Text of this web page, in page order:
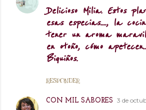
Delicioso Milia. Estos
esas especias...., la
tener un aroma
en otoño, cómo
Biquiños.
RESPONDER
CON MIL SABORES 3 de